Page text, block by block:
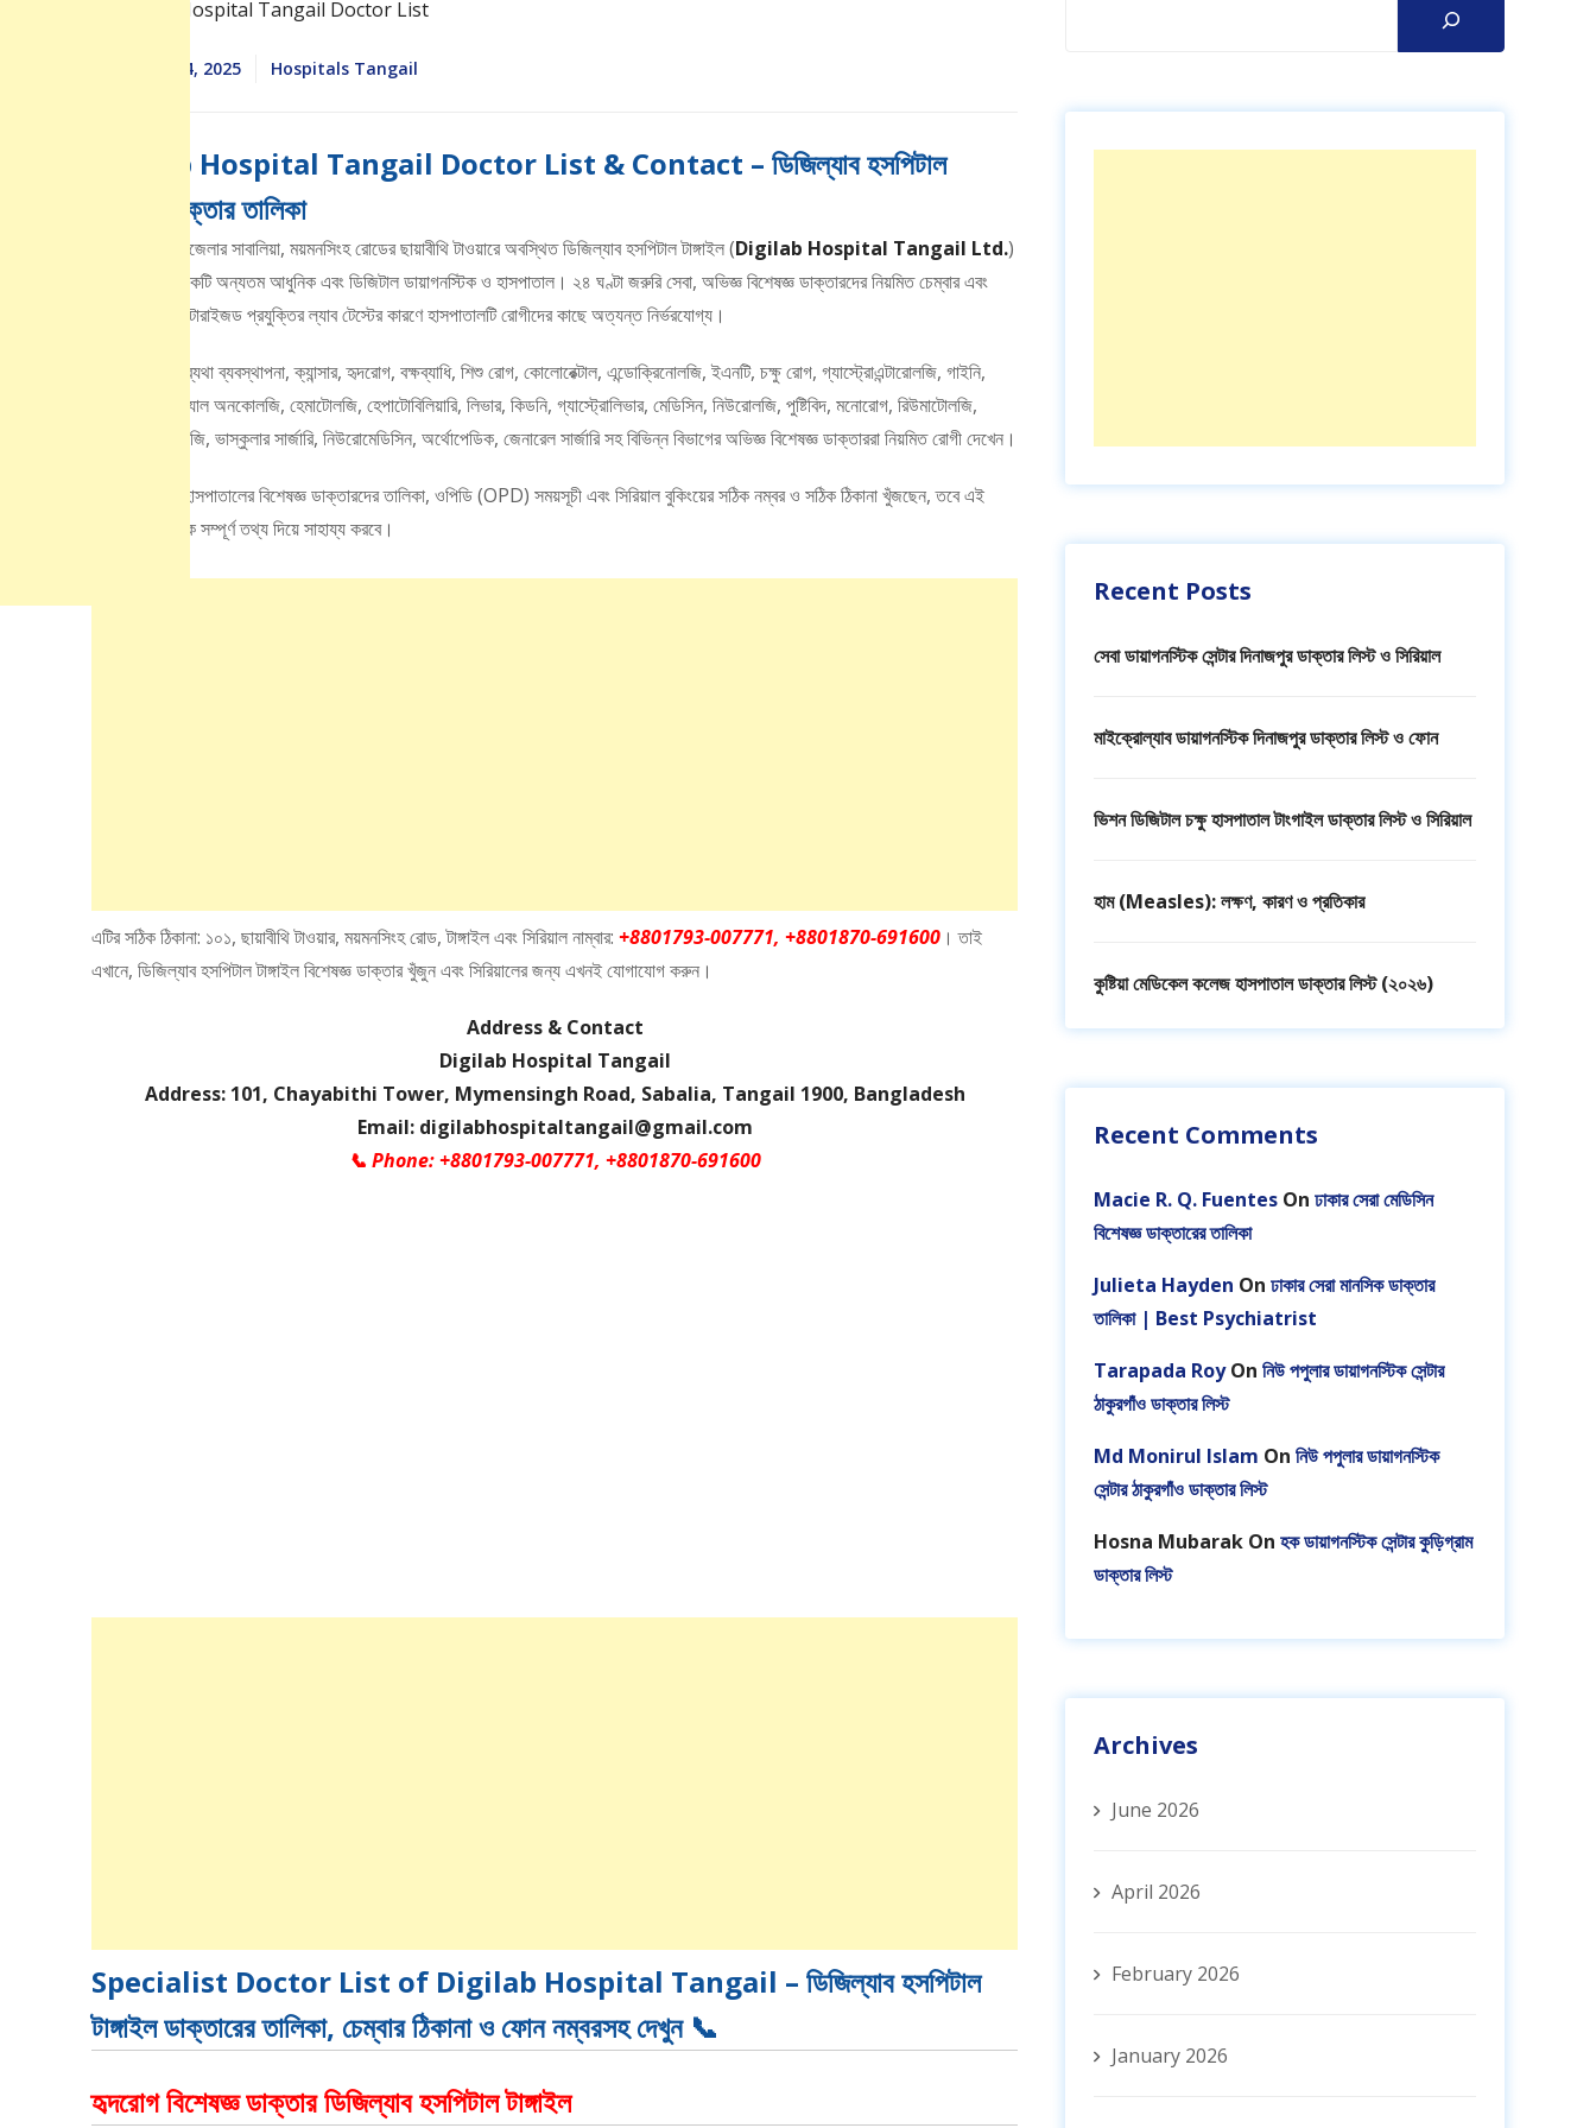
Recent Posts
সেবা ডায়াগনস্টিক সেন্টার দিনাজপুর ডাক্তার লিস্ট ও সিরিয়াল
মাইক্রোল্যাব ডায়াগনস্টিক দিনাজপুর ডাক্তার লিস্ট ও ফোন
ভিশন ডিজিটাল চক্ষু হাসপাতাল টাংগাইল ডাক্তার লিস্ট ও সিরিয়াল
হাম (Measles): লক্ষণ, কারণ ও প্রতিকার
কুষ্টিয়া মেডিকেল কলেজ হাসপাতাল ডাক্তার লিস্ট (২০২৬)
Recent Comments
Macie R. Q. Fuentes On ঢাকার সেরা মেডিসিন
বিশেষজ্ঞ ডাক্তারের তালিকা
Julieta Hayden On ঢাকার সেরা মানসিক ডাক্তার
তালিকা | Best Psychiatrist
Tarapada RoyOn নিউ পপুলার ডায়াগনস্টিক সেন্টার
ঠাকুরগাঁও ডাক্তার লিস্ট
Md Monirul Islam On নিউ পপুলার ডায়াগনস্টিক
সেন্টার ঠাকুরগাঁও ডাক্তার লিস্ট
Hosna Mubarak On হক ডায়াগনস্টিক সেন্টার কুড়িগ্রাম
ডাক্তার লিস্ট
Archives
June 2026
April 2026
February 2026
January 2026
August 14, 2025 Hospitals Tangail
Digilab Hospital Tangail Doctor List & Contact – ডিজিল্যাব হসপিটাল
টাঙ্গাইল ডাক্তার তালিকা
টাঙ্গাইল সদর উপজেলার সাবালিয়া, ময়মনসিংহ রোডের ছায়াবীথি টাওয়ারে অবস্থিত ডিজিল্যাব হসপিটাল টাঙ্গাইল (Digilab Hospital Tangail Ltd.)
অত্র অঞ্চলের একটি অন্যতম আধুনিক এবং ডিজিটাল ডায়াগনস্টিক ও হাসপাতাল। ২৪ ঘণ্টা জরুরি সেবা, অভিজ্ঞ বিশেষজ্ঞ ডাক্তারদের নিয়মিত চেম্বার এবং
সর্বাধুনিক কম্পিউটারাইজড প্রযুক্তির ল্যাব টেস্টের কারণে হাসপাতালটি রোগীদের কাছে অত্যন্ত নির্ভরযোগ্য।
এই হাসপাতালে ব্যথা ব্যবস্থাপনা, ক্যান্সার, হৃদরোগ, বক্ষব্যাধি, শিশু রোগ, কোলোরেক্টাল, এন্ডোক্রিনোলজি, ইএনটি, চক্ষু রোগ, গ্যাস্ট্রোএন্টারোলজি, গাইনি,
গাইনোকোলজিক্যাল অনকোলজি, হেমাটোলজি, হেপাটোবিলিয়ারি, লিভার, কিডনি, গ্যাস্ট্রোলিভার, মেডিসিন, নিউরোলজি, পুষ্টিবিদ, মনোরোগ, রিউমাটোলজি,
চর্মরোগ, ইউরোলজি, ভাস্কুলার সার্জারি, নিউরোমেডিসিন, অর্থোপেডিক, জেনারেল সার্জারি সহ বিভিন্ন বিভাগের অভিজ্ঞ বিশেষজ্ঞ ডাক্তাররা নিয়মিত রোগী দেখেন।
আপনি যদি এই হাসপাতালের বিশেষজ্ঞ ডাক্তারদের তালিকা, ওপিডি (OPD) সময়সূচী এবং সিরিয়াল বুকিংয়ের সঠিক নম্বর ও সঠিক ঠিকানা খুঁজছেন, তবে এই
নিবন্ধটি আপনাকে সম্পূর্ণ তথ্য দিয়ে সাহায্য করবে।
এটির সঠিক ঠিকানা: ১০১, ছায়াবীথি টাওয়ার, ময়মনসিংহ রোড, টাঙ্গাইল এবং সিরিয়াল নাম্বার: +8801793-007771, +8801870-691600 । তাই
এখানে, ডিজিল্যাব হসপিটাল টাঙ্গাইল বিশেষজ্ঞ ডাক্তার খুঁজুন এবং সিরিয়ালের জন্য এখনই যোগাযোগ করুন।
Address & Contact
Digilab Hospital Tangail
Address: 101, Chayabithi Tower, Mymensingh Road, Sabalia, Tangail 1900, Bangladesh
Email: digilabhospitaltangail@gmail.com
📞Phone: +8801793-007771, +8801870-691600
Specialist Doctor List of Digilab Hospital Tangail – ডিজিল্যাব হসপিটাল
টাঙ্গাইল ডাক্তারের তালিকা, চেম্বার ঠিকানা ও ফোন নম্বরসহ দেখুন 📞
হৃদরোগ বিশেষজ্ঞ ডাক্তার ডিজিল্যাব হসপিটাল টাঙ্গাইল